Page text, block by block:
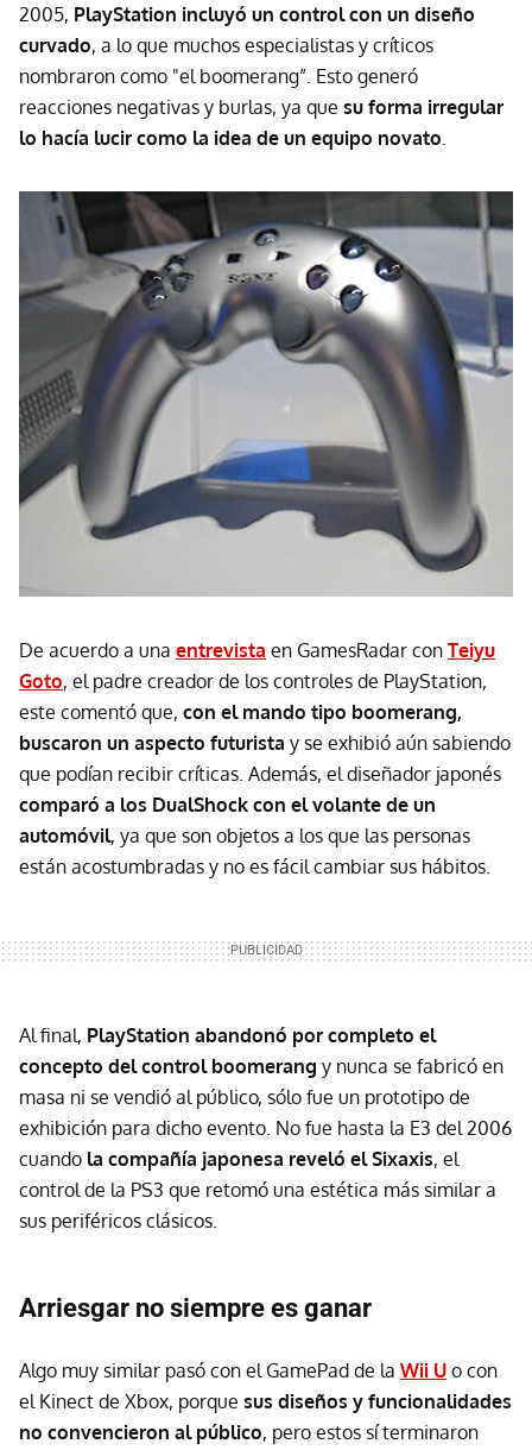
2005, PlayStation incluyó un control con un diseño
curvado, a lo que muchos especialistas y críticos
nombraron como "el boomerang”. Esto generó
reacciones negativas y burlas, ya que su forma irregular
lo hacía lucir como la idea de un equipo novato.
De acuerdo a una entrevista en GamesRadar con Teiyu
Goto, el padre creador de los controles de PlayStation,
este comentó que, con el mando tipo boomerang,
buscaron un aspecto futurista y se exhibió aún sabiendo
que podían recibir críticas. Además, el diseñador japonés
comparó a los DualShock con el volante de un
automóvil, ya que son objetos a los que las personas
están acostumbradas y no es fácil cambiar sus hábitos.
Al final, PlayStation abandonó por completo el
concepto del control boomerang y nunca se fabricó en
masa ni se vendió al público, sólo fue un prototipo de
exhibición para dicho evento. No fue hasta la E3 del 2006
cuando la compañía japonesa reveló el Sixaxis, el
control de la PS3 que retomó una estética más similar a
sus periféricos clásicos.
Arriesgar no siempre es ganar
Algo muy similar pasó con el GamePad de la Wii U o con
el Kinect de Xbox, porque sus diseños y funcionalidades
no convencieron al público, pero estos sí terminaron